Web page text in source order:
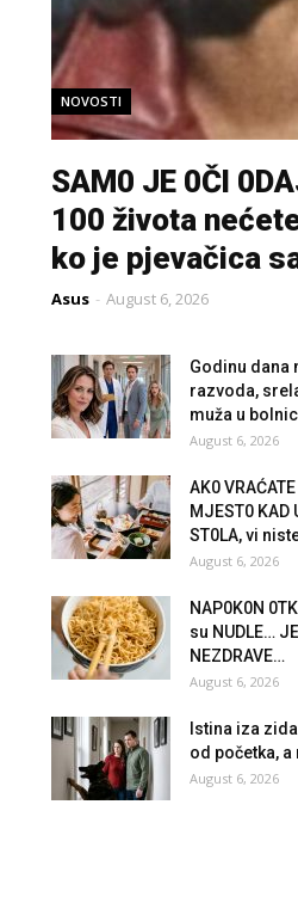
NOVOSTI
SAM0 JE 0Čl
100 života
ko je pjevačica
Asus - August 6, 2026
Godinu dana
razvoda,
muža u
August 6, 2026
AK0
MJEST0 KAD
ST0LA, vi
August 6, 2026
NAP0K0N
su NUDLE…
NEZDRAVE…
August 6, 2026
Istina iza
od početka, a
August 6, 2026